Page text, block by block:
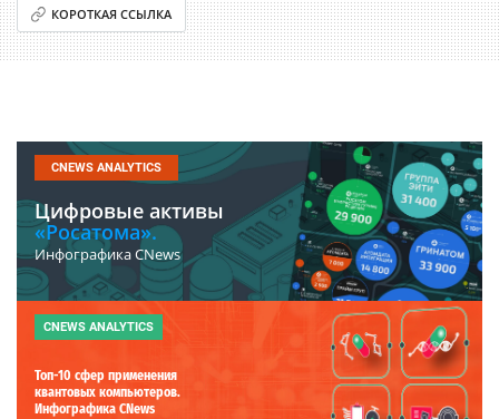
КОРОТКАЯ ССЫЛКА
CNEWS ANALYTICS
Цифровые активы
«Росатома».
Инфографика CNews
CNEWS ANALYTICS
Топ-10 сфер применения
квантовых компьютеров.
Инфографика CNews